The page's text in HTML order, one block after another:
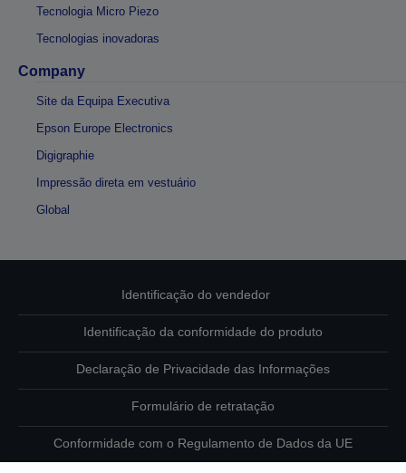
Tecnologia Micro Piezo
Tecnologias inovadoras
Company
Site da Equipa Executiva
Epson Europe Electronics
Digigraphie
Impressão direta em vestuário
Global
Identificação do vendedor
Identificação da conformidade do produto
Declaração de Privacidade das Informações
Formulário de retratação
Conformidade com o Regulamento de Dados da UE